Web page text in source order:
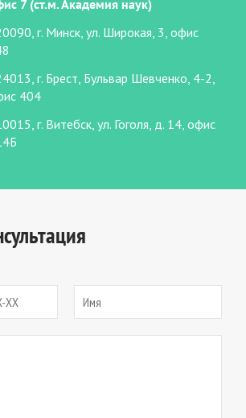
7 (ст.м. Академия наук)
г. Минск, ул. Широкая, 3, офис
г. Брест, Бульвар Шевченко, 4-2,
404
г. Витебск, ул. Гоголя, д. 14, офис